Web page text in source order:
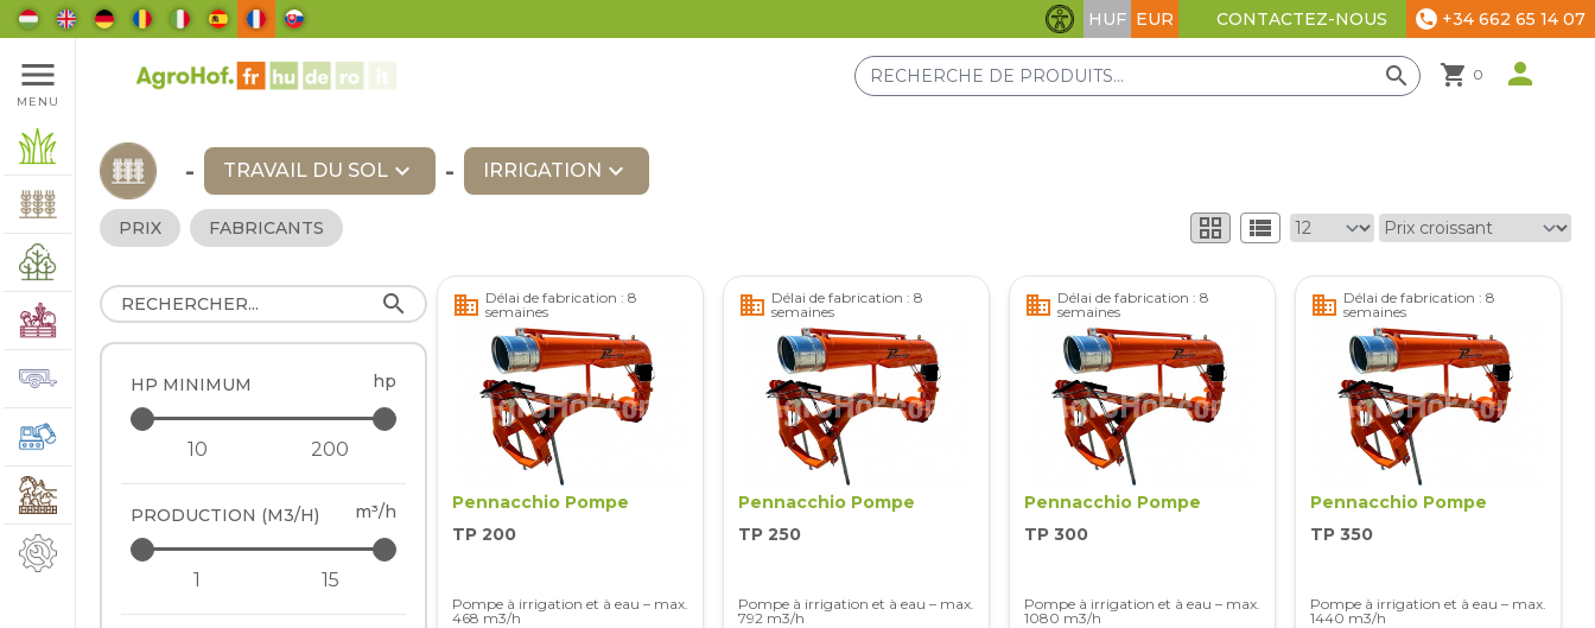
Paramètres d'accessibilité
HUF EUR CONTACTEZ-NOUS phone +34 662 65 14 07
menu
MENU
search shopping_cart 0 person
- TRAVAIL DU SOL expand_more - IRRIGATION expand_more
PRIX FABRICANTS grid_view view_list
search
HP MINIMUM hp
PRODUCTION (M3/H) m³/h
business Délai de fabrication : 8
semaines
Pennacchio Pompe
TP 200
Pompe à irrigation et à eau – max.
468 m3/h
business Délai de fabrication : 8
semaines
Pennacchio Pompe
TP 250
Pompe à irrigation et à eau – max.
792 m3/h
business Délai de fabrication : 8
semaines
Pennacchio Pompe
TP 300
Pompe à irrigation et à eau – max.
1080 m3/h
business Délai de fabrication : 8
semaines
Pennacchio Pompe
TP 350
Pompe à irrigation et à eau – max.
1440 m3/h